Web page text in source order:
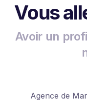
Vous
Avoir un
Agence de